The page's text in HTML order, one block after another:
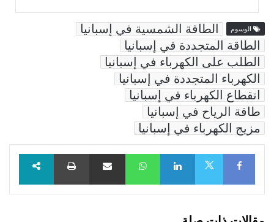
الوسوم
الطاقة الشمسية في إسبانيا
الطاقة المتجددة في إسبانيا
الطلب على الكهرباء في إسبانيا
الكهرباء المتجددة في إسبانيا
انقطاع الكهرباء في إسبانيا
طاقة الرياح في إسبانيا
مزيج الكهرباء في إسبانيا
Facebook
LinkedIn
WhatsAppمشاركة عبر البريد طباعة